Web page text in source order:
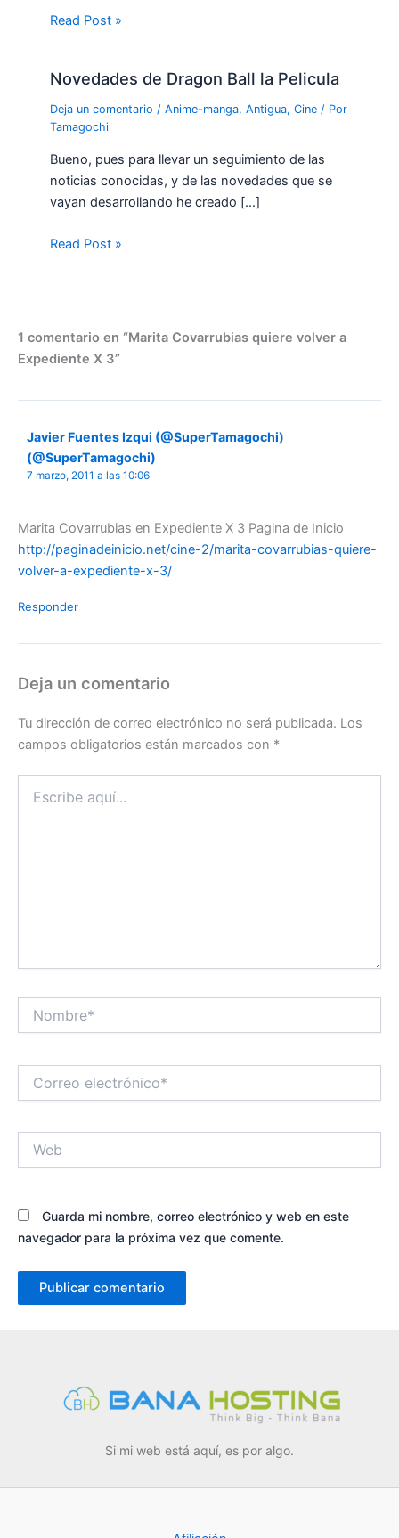
Read Post »
Novedades de Dragon Ball la Pelicula
Deja un comentario /Anime-manga,Antigua,Cine / Por
Tamagochi
Bueno, pues para llevar un seguimiento de las
noticias conocidas, y de las novedades que se
vayan desarrollando he creado […]
Read Post »
1 comentario en “Marita Covarrubias quiere volver a
Expediente X 3”
Javier Fuentes Izqui (@SuperTamagochi)
(@SuperTamagochi)
7 marzo, 2011 a las 10:06
Marita Covarrubias en Expediente X 3 Pagina de Inicio
http://paginadeinicio.net/cine-2/marita-covarrubias-quiere-
volver-a-expediente-x-3/
Responder
Deja un comentario
Tu dirección de correo electrónico no será publicada. Los
campos obligatorios están marcados con *
aquí...
electrónico*
Guarda mi nombre, correo electrónico y web en este
navegador para la próxima vez que comente.
Si mi web está aquí, es por algo.